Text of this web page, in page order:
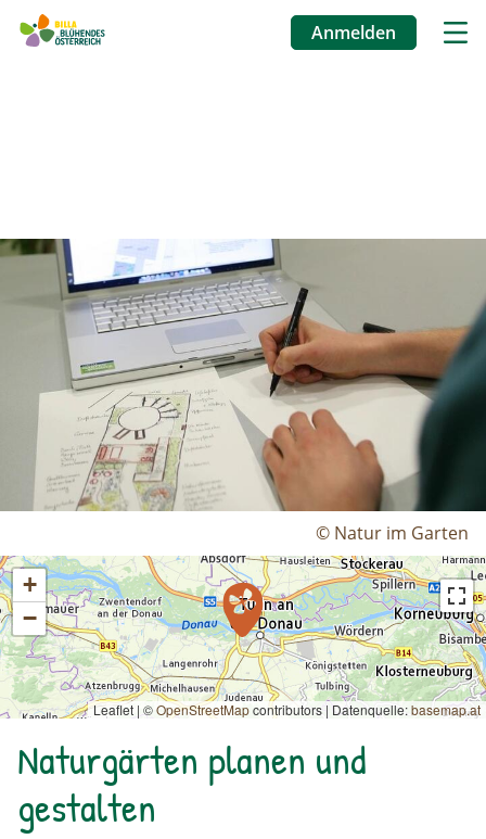
Anmelden
© Natur im Garten
+
−
Leaflet | ©OpenStreetMapcontributors | Datenquelle:basemap.at
Naturgärten planen und
gestalten